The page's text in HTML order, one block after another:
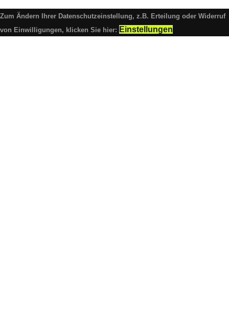
Zum Ändern Ihrer Datenschutzeinstellung, z.B. Erteilung oder Widerruf
von Einwilligungen, klicken Sie hier: Einstellungen